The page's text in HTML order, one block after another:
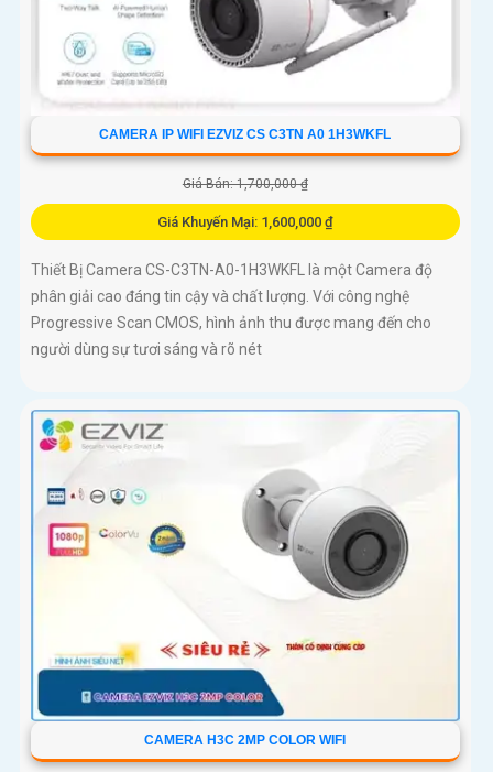
CAMERA IP WIFI EZVIZ CS C3TN A0 1H3WKFL
Giá Bán: 1,700,000 ₫
Giá Khuyến Mại: 1,600,000 ₫
Thiết Bị Camera CS-C3TN-A0-1H3WKFL là một Camera độ
phân giải cao đáng tin cậy và chất lượng. Với công nghệ
Progressive Scan CMOS, hình ảnh thu được mang đến cho
người dùng sự tươi sáng và rõ nét
CAMERA H3C 2MP COLOR WIFI